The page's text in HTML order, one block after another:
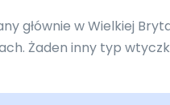
głównie w Wielkiej
Żaden inny typ